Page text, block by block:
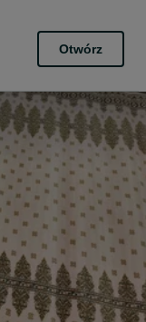
Otwórz